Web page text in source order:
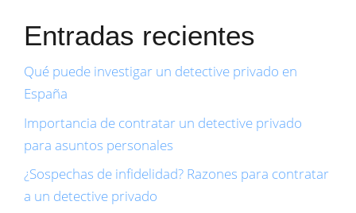
Entradas recientes
Qué puede investigar un detective privado en
España
Importancia de contratar un detective privado
para asuntos personales
¿Sospechas de infidelidad? Razones para contratar
a un detective privado